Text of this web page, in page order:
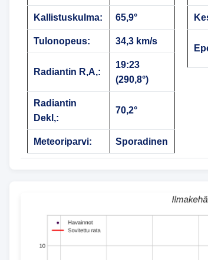
Kallistuskulma: 65,9°
Tulonopeus: 34,3 km/s
Radiantin R,A,:
19:23
(290,8°)
Radiantin
Dekl,:
70,2°
Meteoriparvi: Sporadinen